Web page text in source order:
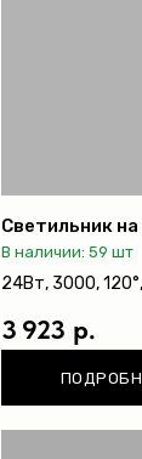
Светильник
В наличии: 59 шт
24Вт, 3000,
3 923 р.